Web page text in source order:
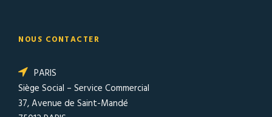
NOUS CONTACTER
PARIS
Siège Social – Service Commercial
37, Avenue de Saint-Mandé